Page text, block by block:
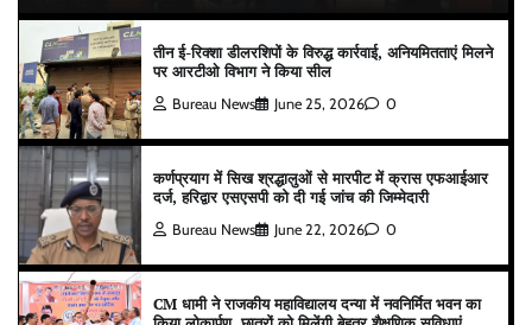
तीन ई-रिक्शा डीलरशिपों के विरुद्ध कार्रवाई, अनियमितताएं मिलने
पर आरटीओ विभाग ने किया सील
Bureau News June 25, 2026 0
कर्णप्रयाग में सिख श्रद्धालुओं से मारपीट में क्रास एफआईआर
दर्ज, हरिद्वार एसएसपी को दी गई जांच की जिम्मेदारी
Bureau News June 22, 2026 0
CM धामी ने राजकीय महाविद्यालय दन्या में नवनिर्मित भवन का